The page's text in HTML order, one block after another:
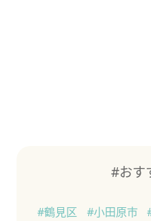
#おす
#鶴見区 #小田原市